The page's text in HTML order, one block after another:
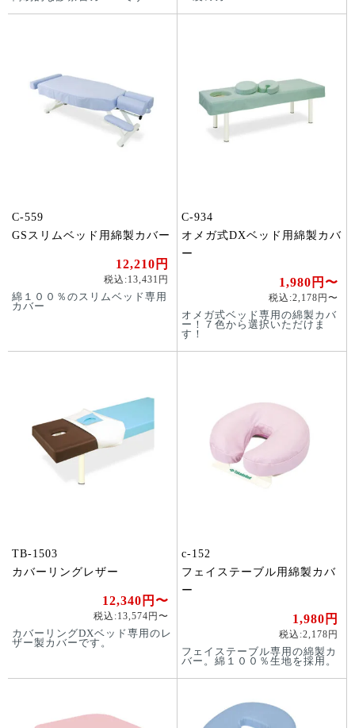
C-559
GSスリムベッド用綿製カバー
12,210円
税込:13,431円
綿１００％のスリムベッド専用
カバー
C-934
オメガ式DXベッド用綿製カバ
ー
1,980円〜
税込:2,178円〜
オメガ式ベッド専用の綿製カバ
ー！７色から選択いただけま
す！
TB-1503
カバーリングレザー
12,340円〜
税込:13,574円〜
カバーリングDXベッド専用のレ
ザー製カバーです。
c-152
フェイステーブル用綿製カバ
ー
1,980円
税込:2,178円
フェイステーブル専用の綿製カ
バー。綿１００％生地を採用。